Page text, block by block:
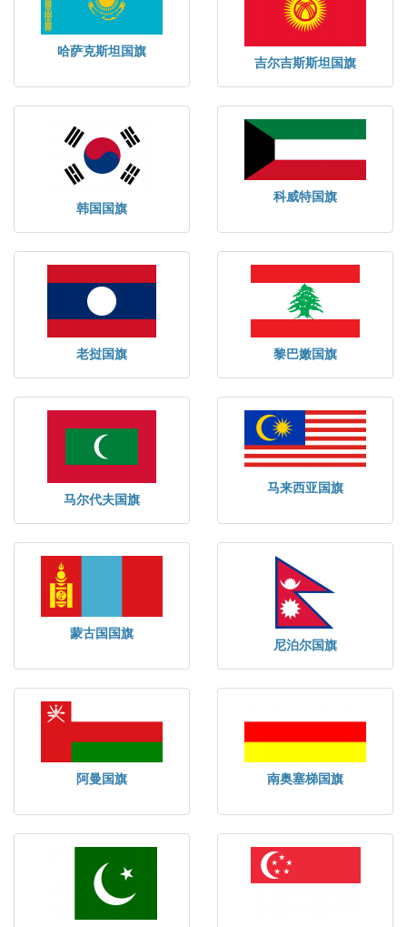
哈萨克斯坦国旗
吉尔吉斯斯坦国旗
韩国国旗
科威特国旗
老挝国旗 黎巴嫩国旗
马尔代夫国旗
马来西亚国旗
蒙古国国旗
尼泊尔国旗
阿曼国旗 南奥塞梯国旗